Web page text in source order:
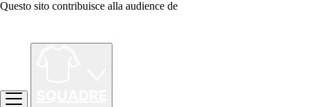
Questo sito contribuisce alla audience de